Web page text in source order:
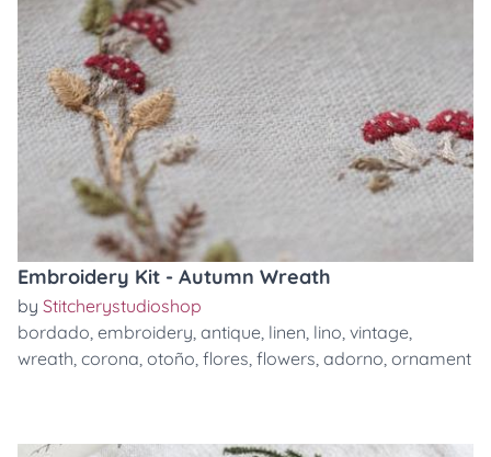
Embroidery Kit - Autumn Wreath
by Stitcherystudioshop
bordado, embroidery, antique, linen, lino, vintage,
wreath, corona, otoño, flores, flowers, adorno, ornament